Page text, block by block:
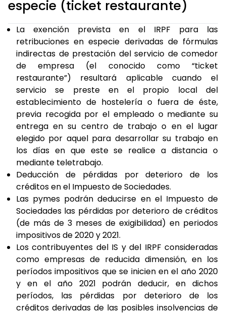
especie (ticket restaurante)
La exención prevista en el IRPF para las
retribuciones en especie derivadas de fórmulas
indirectas de prestación del servicio de comedor
de empresa (el conocido como “ticket
restaurante”) resultará aplicable cuando el
servicio se preste en el propio local del
establecimiento de hostelería o fuera de éste,
previa recogida por el empleado o mediante su
entrega en su centro de trabajo o en el lugar
elegido por aquel para desarrollar su trabajo en
los días en que este se realice a distancia o
mediante teletrabajo.
Deducción de pérdidas por deterioro de los
créditos en el Impuesto de Sociedades.
Las pymes podrán deducirse en el Impuesto de
Sociedades las pérdidas por deterioro de créditos
(de más de 3 meses de exigibilidad) en periodos
impositivos de 2020 y 2021.
Los contribuyentes del IS y del IRPF consideradas
como empresas de reducida dimensión, en los
períodos impositivos que se inicien en el año 2020
y en el año 2021 podrán deducir, en dichos
períodos, las pérdidas por deterioro de los
créditos derivadas de las posibles insolvencias de